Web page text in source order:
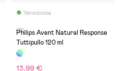
Varastossa
(9)
Philips Avent Natural Response
Tuttipullo 120 ml
13,99 €